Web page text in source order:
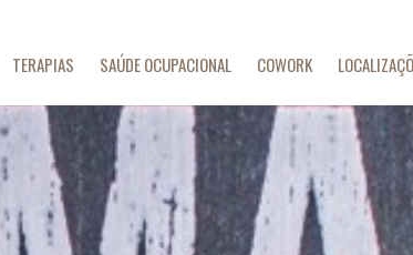
TERAPIAS SAÚDE OCUPACIONAL COWORK